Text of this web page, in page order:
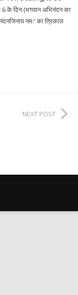
दिन (भगवान अभिनंदन का
नमः’ का त्रिकाल
NEXT POST